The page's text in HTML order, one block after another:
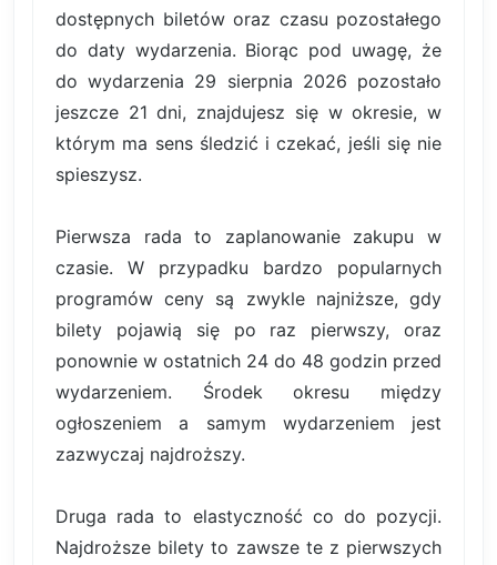
dostępnych biletów oraz czasu pozostałego
do daty wydarzenia. Biorąc pod uwagę, że
do wydarzenia 29 sierpnia 2026 pozostało
jeszcze 21 dni, znajdujesz się w okresie, w
którym ma sens śledzić i czekać, jeśli się nie
spieszysz.
Pierwsza rada to zaplanowanie zakupu w
czasie. W przypadku bardzo popularnych
programów ceny są zwykle najniższe, gdy
bilety pojawią się po raz pierwszy, oraz
ponownie w ostatnich 24 do 48 godzin przed
wydarzeniem. Środek okresu między
ogłoszeniem a samym wydarzeniem jest
zazwyczaj najdroższy.
Druga rada to elastyczność co do pozycji.
Najdroższe bilety to zawsze te z pierwszych